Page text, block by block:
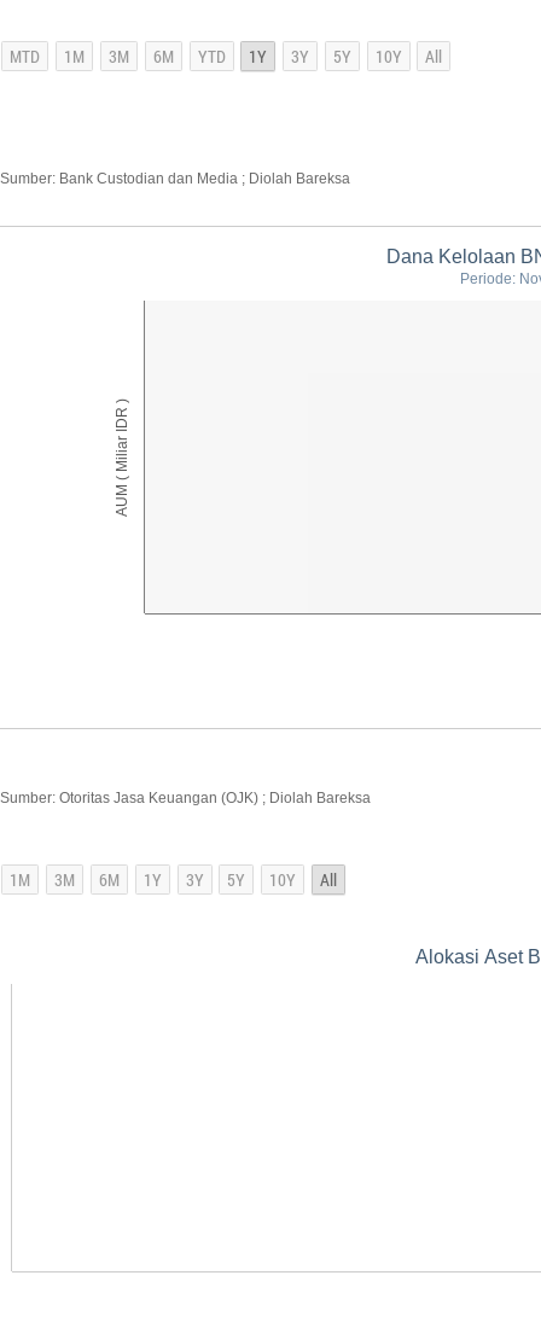
Sumber: Bank Custodian dan Media ; Diolah Bareksa
AUM ( Miliar IDR )
Dana Kelolaan
Periode:
Sumber: Otoritas Jasa Keuangan (OJK) ; Diolah Bareksa
Alokasi Aset